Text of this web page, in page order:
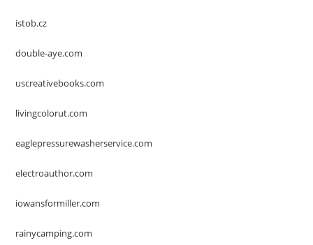
istob.cz
double-aye.com
uscreativebooks.com
livingcolorut.com
eaglepressurewasherservice.com
electroauthor.com
iowansformiller.com
rainycamping.com